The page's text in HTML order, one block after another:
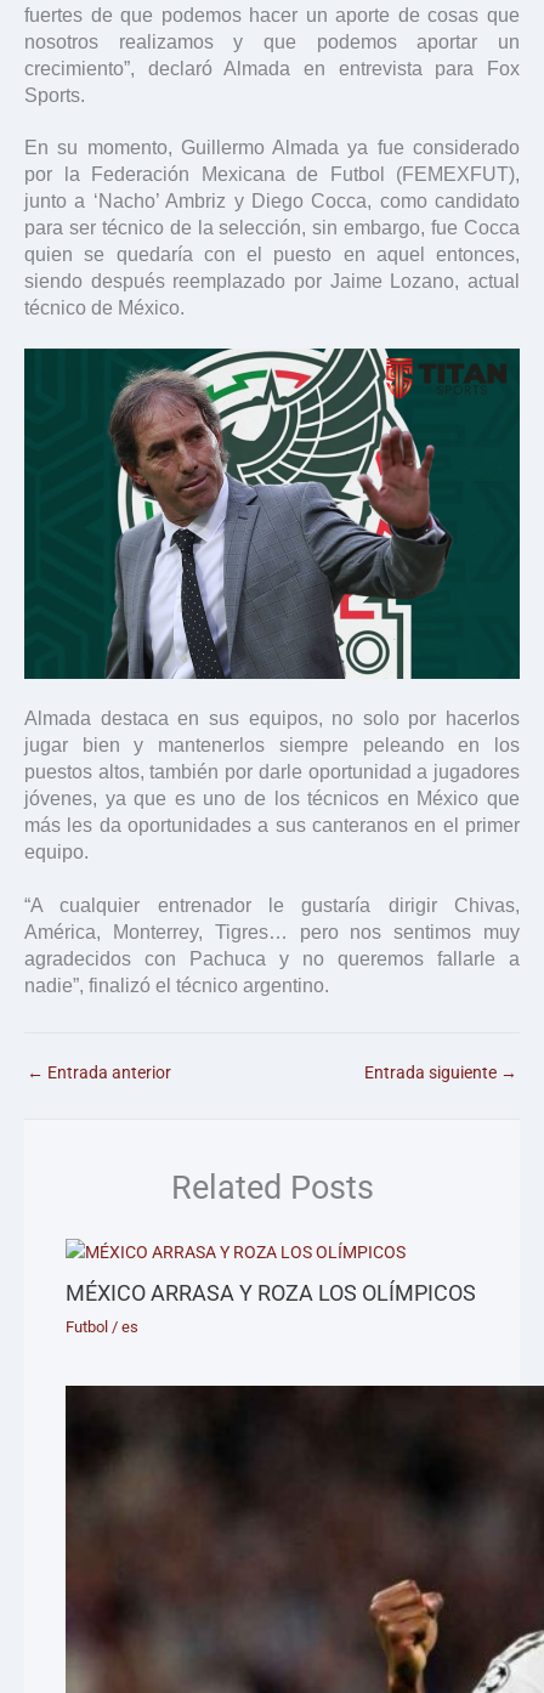
fuertes de que podemos hacer un aporte de cosas que
nosotros realizamos y que podemos aportar un
crecimiento”, declaró Almada en entrevista para Fox
Sports.
En su momento, Guillermo Almada ya fue considerado
por la Federación Mexicana de Futbol (FEMEXFUT),
junto a ‘Nacho’ Ambriz y Diego Cocca, como candidato
para ser técnico de la selección, sin embargo, fue Cocca
quien se quedaría con el puesto en aquel entonces,
siendo después reemplazado por Jaime Lozano, actual
técnico de México.
Almada destaca en sus equipos, no solo por hacerlos
jugar bien y mantenerlos siempre peleando en los
puestos altos, también por darle oportunidad a jugadores
jóvenes, ya que es uno de los técnicos en México que
más les da oportunidades a sus canteranos en el primer
equipo.
“A cualquier entrenador le gustaría dirigir Chivas,
América, Monterrey, Tigres… pero nos sentimos muy
agradecidos con Pachuca y no queremos fallarle a
nadie”, finalizó el técnico argentino.
← Entrada anterior Entrada siguiente →
Related Posts
MÉXICO ARRASA Y ROZA LOS OLÍMPICOS
Futbol /es